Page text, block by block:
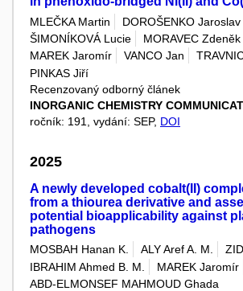
MLEČKA Martin
DOROŠENKO Jaroslav
ŠIMONÍKOVÁ Lucie
MORAVEC Zdeněk
MAREK Jaromír
VANCO Jan
PINKAS Jiří
Recenzovaný odborný článek
INORGANIC CHEMISTRY
ročník: 191, vydání: SEP, DOI
2025
A newly developed cobalt(II)
from a thiourea derivative and
potential bioapplicability against
pathogens
MOSBAH Hanan K. ALY Aref A. M.
IBRAHIM Ahmed B. M.
MAREK Jaromír
ABD-ELMONSEF MAHMOUD Ghada